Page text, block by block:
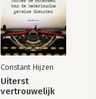
Constant Hijzen
Uiterst
vertrouwelijk